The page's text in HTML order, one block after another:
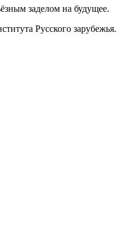
заделом на будущее.
Русского зарубежья.